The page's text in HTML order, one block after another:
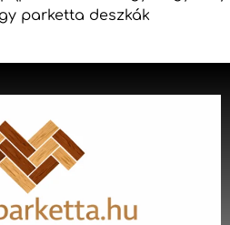
parketta deszkák